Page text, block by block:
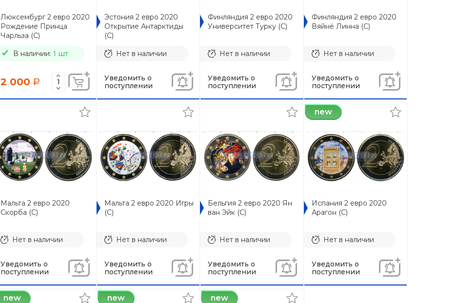
Люксембург 2 евро 2020
Рождение Принца
Чарльза (C)
В наличии: 1 шт
2 000 a
Эстония 2 евро 2020
Открытие Антарктиды
(C)
Нет в наличии
Уведомить о
поступлении
Финляндия 2 евро 2020
Университет Турку (C)
Нет в наличии
Уведомить о
поступлении
Финляндия 2 евро 2020
Вяйнё Линна (С)
Нет в наличии
Уведомить о
поступлении
Мальта 2 евро 2020
Скорба (С)
Нет в наличии
Уведомить о
поступлении
Мальта 2 евро 2020 Игры
(С)
Нет в наличии
Уведомить о
поступлении
Бельгия 2 евро 2020 Ян
ван Эйк (C)
Нет в наличии
Уведомить о
поступлении
new
Испания 2 евро 2020
Арагон (C)
Нет в наличии
Уведомить о
поступлении
new new new